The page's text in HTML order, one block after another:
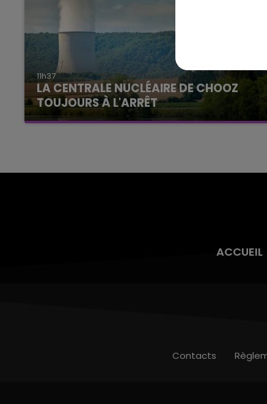
11h37
LA CENTRALE NUCLÉAIRE DE CHOOZ
TOUJOURS À L'ARRÊT
Cela fait déjà une semaine que la centrale
15h00 - 19h00
Le Club Champagne FM
ACCUEIL
Contacts